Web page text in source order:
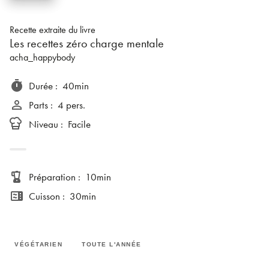
Recette extraite du livre
Les recettes zéro charge mentale
acha_happybody
timer Durée : 40min
person_outline Parts : 4 pers.
Niveau : Facile
blender Préparation : 10min
microwave Cuisson : 30min
VÉGÉTARIEN TOUTE L'ANNÉE